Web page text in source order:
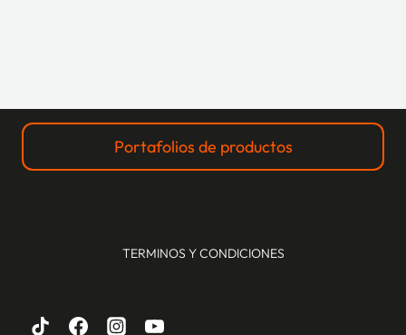
Portafolios de productos
TERMINOS Y CONDICIONES